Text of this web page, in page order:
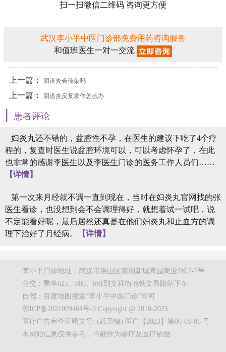
扫一扫微信二维码 咨询更方便
武汉李小平中医门诊部免费用药咨询服务
和值班医生一对一交流
上一篇： 阴道炎会传染吗
上一篇： 阴道炎反复发作怎么办
| 患者评论
妇炎丸还不错的，盆腔性不孕，在医生的建议下吃了4个疗
程的，复查时医生说盆腔环境可以，可以考虑怀孕了，在此
也非常的感谢李医生以及李医生门诊的医务工作人员们……
【详情】
第一次来月经就不调一直到现在，当时在妇炎丸官网找的张
医生看诊，也没想到会不会调理得好，就想着试一试吧，说
不定能看好呢，最后居然还真是在他们妇炎丸和止血方的调
理下治好了月经病。
【详情】
李小平门诊地址：武汉市洪山区南湖新城家园商业2栋2-2号
公交：乘坐625、806、691到文祥街地铁文昌路站下车
自驾：百度地图搜索“李小平中医门诊”即可
鄂ICP备2021009464号-3 Copyright @ 2010-2025
医疗广告审查证明文号: (武卫键) 医广【2023】第06-05-06 号
本网站信息仅供参考，不能作为诊疗及医疗依据